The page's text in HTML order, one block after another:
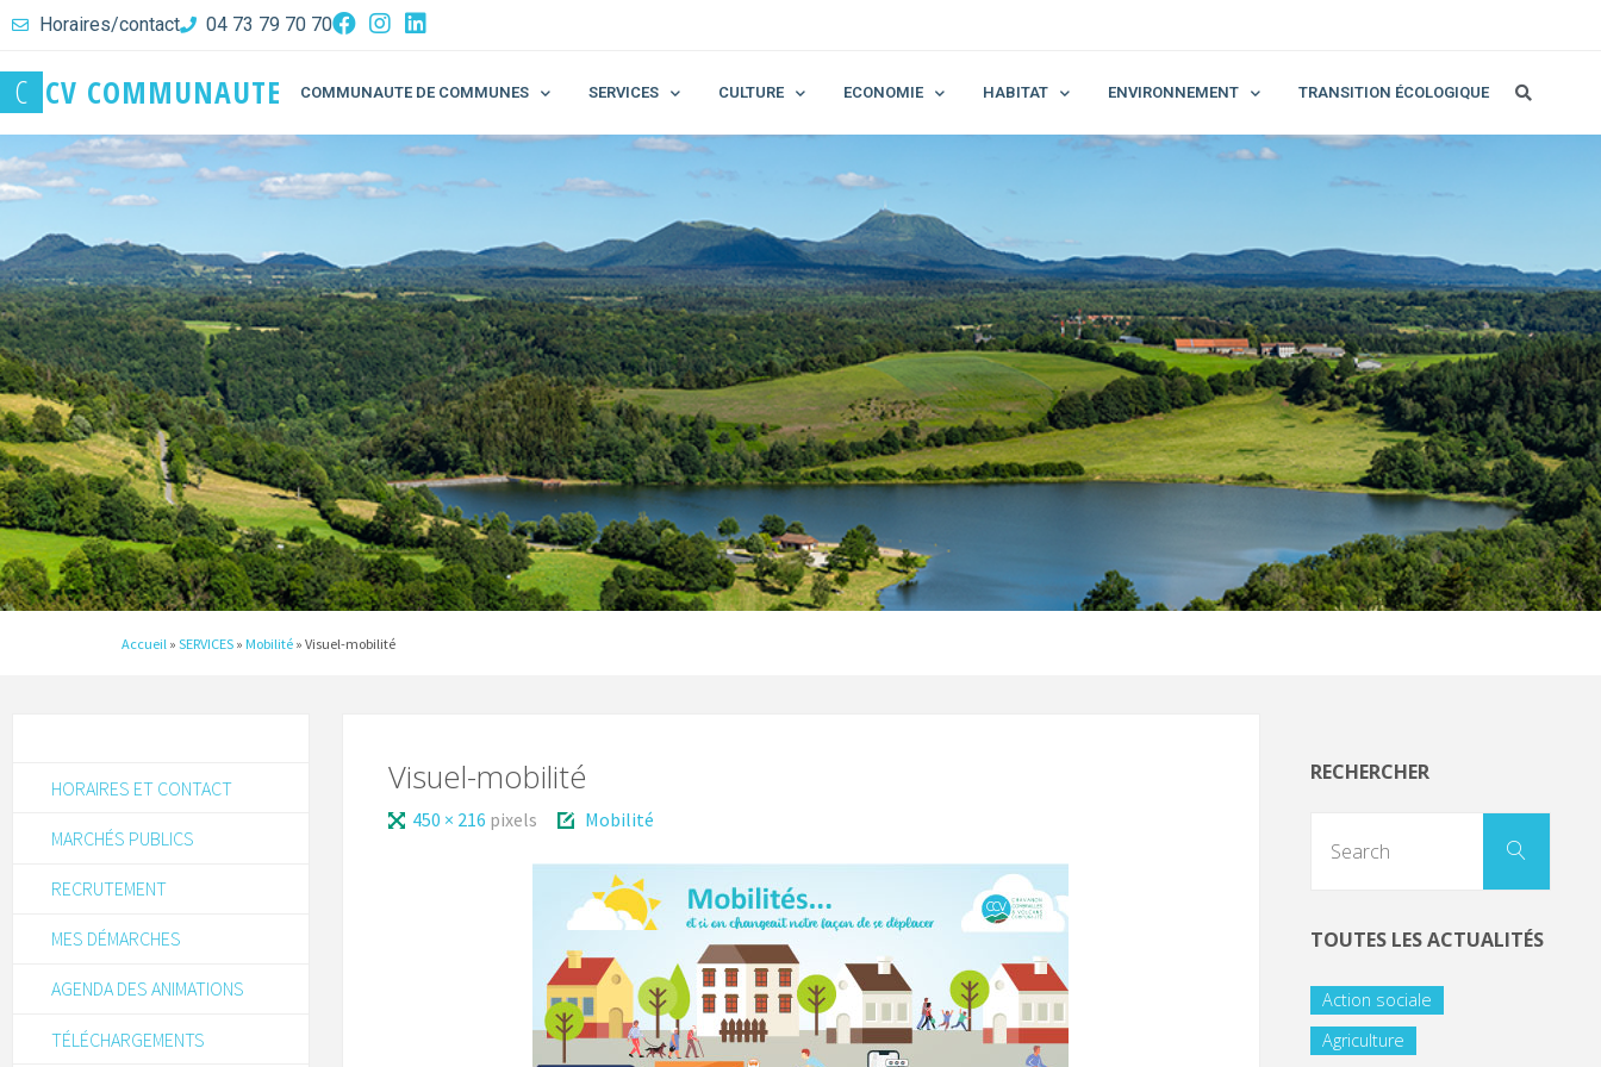
Horaires/contact 04 73 79 70 70
C CV COMMUNAUTE COMMUNAUTE DE COMMUNES SERVICES CULTURE ECONOMIE HABITAT ENVIRONNEMENT TRANSITION ÉCOLOGIQUE
Accueil » SERVICES » Mobilité » Visuel-mobilité
Visuel-mobilité
450 × 216 pixels Mobilité
HORAIRES ET CONTACT
MARCHÉS PUBLICS
RECRUTEMENT
MES DÉMARCHES
AGENDA DES ANIMATIONS
TÉLÉCHARGEMENTS
RECHERCHER
TOUTES LES ACTUALITÉS
Action sociale
Agriculture